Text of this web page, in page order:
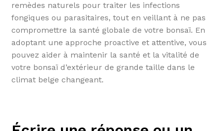
remèdes naturels pour traiter les infections
fongiques ou parasitaires, tout en veillant à ne pas
compromettre la santé globale de votre bonsaï. En
adoptant une approche proactive et attentive, vous
pouvez aider à maintenir la santé et la vitalité de
votre bonsaï d’extérieur de grande taille dans le
climat belge changeant.